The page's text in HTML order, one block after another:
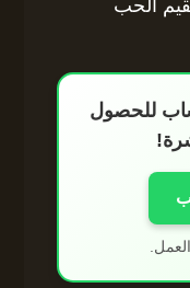
بقيم الحب
للحصول